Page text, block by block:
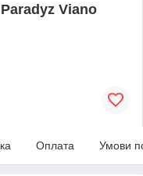
Viano
Оплата Умови